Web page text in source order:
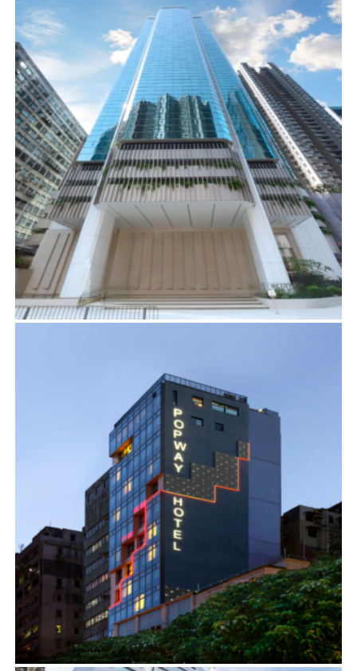
項目管理
酒店 – 漆咸道南117號
建築顧問